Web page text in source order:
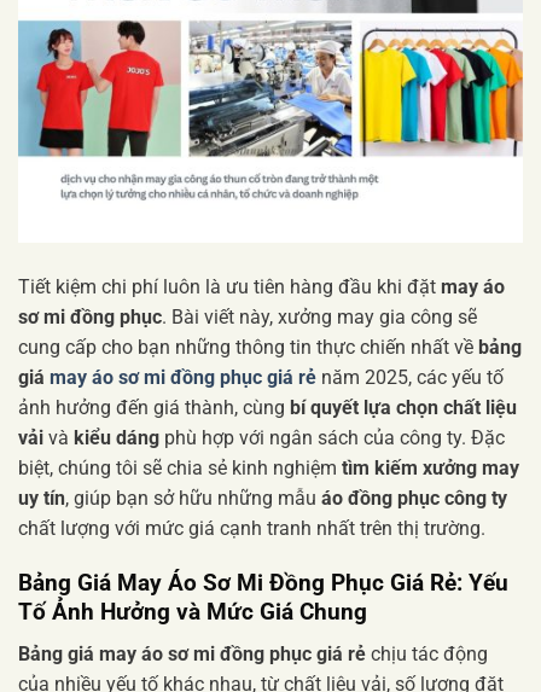
Tiết kiệm chi phí luôn là ưu tiên hàng đầu khi đặt may áo
sơ mi đồng phục. Bài viết này, xưởng may gia công sẽ
cung cấp cho bạn những thông tin thực chiến nhất về bảng
giá may áo sơ mi đồng phục giá rẻ năm 2025, các yếu tố
ảnh hưởng đến giá thành, cùng bí quyết lựa chọn chất liệu
vải và kiểu dáng phù hợp với ngân sách của công ty. Đặc
biệt, chúng tôi sẽ chia sẻ kinh nghiệm tìm kiếm xưởng may
uy tín, giúp bạn sở hữu những mẫu áo đồng phục công ty
chất lượng với mức giá cạnh tranh nhất trên thị trường.
Bảng Giá May Áo Sơ Mi Đồng Phục Giá Rẻ: Yếu
Tố Ảnh Hưởng và Mức Giá Chung
Bảng giá may áo sơ mi đồng phục giá rẻ chịu tác động
của nhiều yếu tố khác nhau, từ chất liệu vải, số lượng đặt